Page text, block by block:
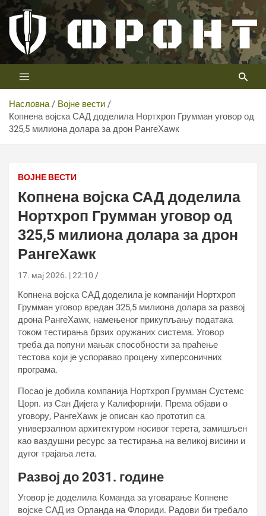
Скип
цонтент
Телевизија ФРОНТ
Први војни канал у Србији
Насловна
Војне вести
Копнена војска САД доделила Нортхроп Грумман уговор од
325,5 милиона долара за дрон РангеХаwк
ВОЈНЕ ВЕСТИ
Копнена војска САД доделила
Нортхроп Грумман уговор од
325,5 милиона долара за дрон
РангеХаwк
17. мај 2026. | 22:10
Копнена војска САД доделила је компанији Нортхроп
Грумман уговор вредан 325,5 милиона долара за развој
дрона РангеХаwк, намењеног прикупљању података
током тестирања брзих оружаних система. Уговор
треба да попуни мањак способности за праћење
тестова који је успоравао процену хиперсоничних
програма.
Посао је добила компанија Нортхроп Грумман Сyстемс
Цорп. из Сан Дијега у Калифорнији. Према објави о
уговору, РангеХаwк је описан као прототип са
универзалном архитектуром носивог терета, замишљен
као ваздушни ресурс за тестирања на великој висини и
дугог трајања лета.
Развој до 2031. године
Уговор је доделила Команда за уговарање Копнене
војске САД из Орланда на Флориди. Радови би требало